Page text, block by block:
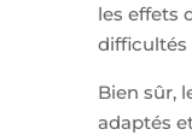
les effets
difficultés
Bien sûr,
adaptés